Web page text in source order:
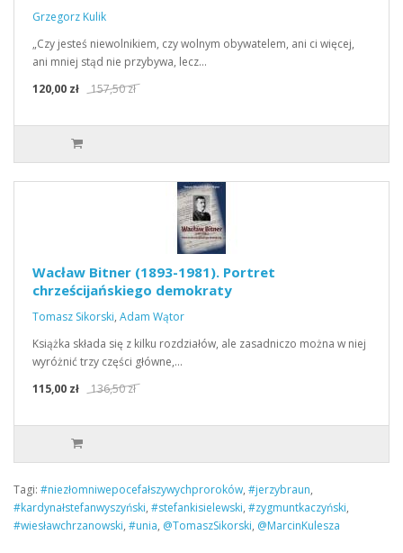
Grzegorz Kulik
„Czy jesteś niewolnikiem, czy wolnym obywatelem, ani ci więcej,
ani mniej stąd nie przybywa, lecz…
120,00 zł
157,50 zł
Wacław Bitner (1893-1981). Portret
chrześcijańskiego demokraty
Tomasz Sikorski, Adam Wątor
Książka składa się z kilku rozdziałów, ale zasadniczo można w niej
wyróżnić trzy części główne,…
115,00 zł
136,50 zł
Tagi: #niezłomniwepocefałszywychproroków, #jerzybraun,
#kardynałstefanwyszyński, #stefankisielewski, #zygmuntkaczyński,
#wiesławchrzanowski, #unia, @TomaszSikorski, @MarcinKulesza